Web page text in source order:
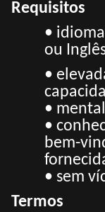
Requisitos
•
ou
•
•
•
bem-
• sem
Termos